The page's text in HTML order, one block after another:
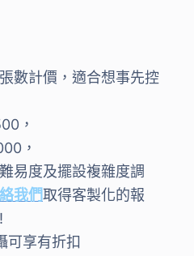
數計價，適合想事先控
，
，
易度及擺設複雜度調
我們取得客製化的報
可享有折扣